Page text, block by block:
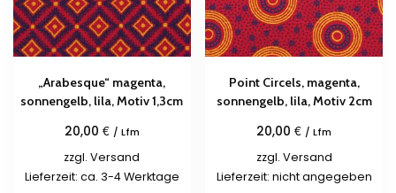
„Arabesque“ magenta,
sonnengelb, lila, Motiv 1,3cm
20,00 € / Lfm
zzgl.Versand
Lieferzeit: ca. 3-4 Werktage
Point Circels, magenta,
sonnengelb, lila, Motiv 2cm
20,00€ / Lfm
zzgl. Versand
Lieferzeit: nicht angegeben